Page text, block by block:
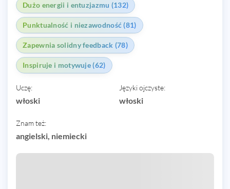
Dużo energii i entuzjazmu (132)
Punktualność i niezawodność (81)
Zapewnia solidny feedback (78)
Inspiruje i motywuje (62)
Uczę:
włoski
Języki ojczyste:
włoski
Znam też:
angielski, niemiecki